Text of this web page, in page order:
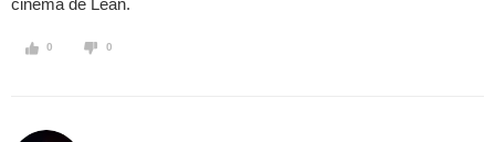
cinéma de Lean.
0 0